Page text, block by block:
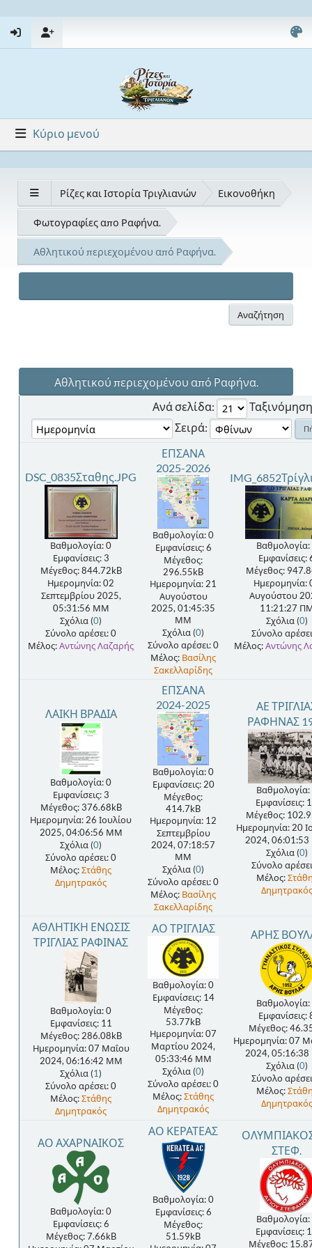
Κύριο μενού
Ρίζες και Ιστορία Τριγλιανών Εικονοθήκη
Φωτογραφίες απο Ραφήνα.
Αθλητικού περιεχομένου από Ραφήνα.
Αναζήτηση
Αθλητικού περιεχομένου από Ραφήνα.
Ανά σελίδα:
Σειρά:
DSC_0835Σταθης.JPG
Βαθμολογία: 0
Εμφανίσεις: 3
Μέγεθος: 844.72kB
Ημερομηνία: 02
Σεπτεμβρίου 2025,
05:31:56 ΜΜ
Σχόλια (0)
Σύνολο αρέσει: 0
Μέλος:Αντώνης Λαζαρής
ΕΠΣΑΝΑ
2025-2026
Βαθμολογία: 0
Εμφανίσεις: 6
Μέγεθος:
296.55kB
Ημερομηνία: 21
Αυγούστου
2025, 01:45:35
ΜΜ
Σχόλια (0)
Σύνολο αρέσει: 0
Μέλος: Βασίλης
Σακελλαρίδης
Βαθμολογία:
Εμφανίσεις:
Μέγεθος:
Ημερομηνία:
Αυγούστου
11:21:27
Σχόλια (0)
Σύνολο
Μέλος:Αντώνης
ΛΑΙΚΗ ΒΡΑΔΙΑ
Βαθμολογία: 0
Εμφανίσεις: 3
Μέγεθος: 376.68kB
Ημερομηνία: 26 Ιουλίου
2025, 04:06:56 ΜΜ
Σχόλια (0)
Σύνολο αρέσει: 0
Μέλος:Στάθης
Δημητρακός
ΕΠΣΑΝΑ
2024-2025
Βαθμολογία: 0
Εμφανίσεις: 20
Μέγεθος:
414.7kB
Ημερομηνία: 12
Σεπτεμβρίου
2024, 07:18:57
ΜΜ
Σχόλια (0)
Σύνολο αρέσει: 0
Μέλος: Βασίλης
Σακελλαρίδης
ΑΕ
ΡΑΦΗΝΑΣ
Βαθμολογία:
Εμφανίσεις:
Μέγεθος:
Ημερομηνία: 20
2024,
Σχόλια (0)
Σύνολο
Μέλος:
Δημητρακός
ΑΘΛΗΤΙΚΗ ΕΝΩΣΙΣ
ΤΡΙΓΛΙΑΣ ΡΑΦΙΝΑΣ
Βαθμολογία: 0
Εμφανίσεις: 11
Μέγεθος: 286.08kB
Ημερομηνία: 07 Μαΐου
2024, 06:16:42 ΜΜ
Σχόλια (1)
Σύνολο αρέσει: 0
Μέλος:Στάθης
Δημητρακός
ΑΟ ΤΡΙΓΛΙΑΣ
Βαθμολογία: 0
Εμφανίσεις: 14
Μέγεθος:
53.77kB
Ημερομηνία: 07
Μαρτίου 2024,
05:33:46 ΜΜ
Σχόλια (0)
Σύνολο αρέσει: 0
Μέλος:Στάθης
Δημητρακός
ΑΡΗΣ
Βαθμολογία:
Εμφανίσεις:
Μέγεθος:
Ημερομηνία: 07
2024,
Σχόλια (0)
Σύνολο
Μέλος:
Δημητρακός
ΑΟ ΑΧΑΡΝΑΙΚΟΣ
Βαθμολογία: 0
Εμφανίσεις: 6
Μέγεθος: 7.66kB
ΑΟ ΚΕΡΑΤΕΑΣ
Βαθμολογία: 0
Εμφανίσεις: 6
Μέγεθος:
51.59kB
ΣΤΕΦ.
Βαθμολογία:
Εμφανίσεις:
Μέγεθος: